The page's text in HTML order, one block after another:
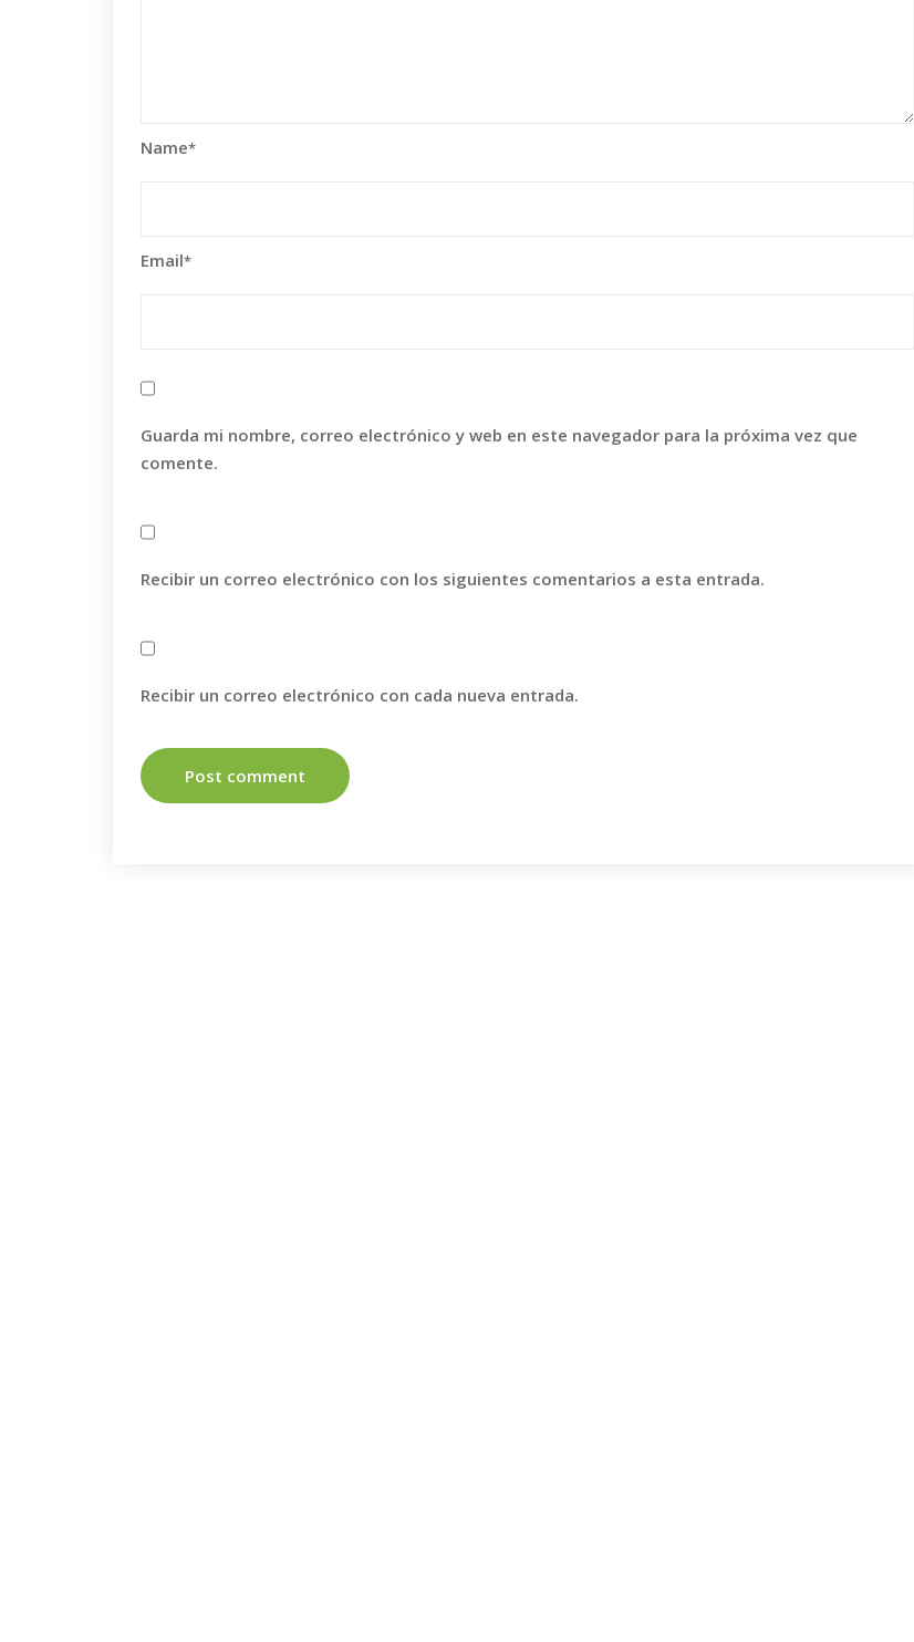
Name*
Email*
Guarda mi nombre, correo electrónico y web en este navegador para la próxima vez que
comente.
Recibir un correo electrónico con los siguientes comentarios a esta entrada.
Recibir un correo electrónico con cada nueva entrada.